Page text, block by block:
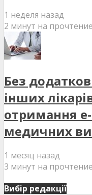
1 неделя назад
2 минут на прочтение
Без
інших
отримання
медичних
1 месяц назад
3 минут на прочтение
Вибір редакції